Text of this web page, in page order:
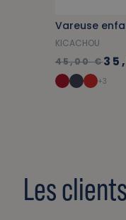
Vareuse
KICACHOU
45,00 €
+3
Les